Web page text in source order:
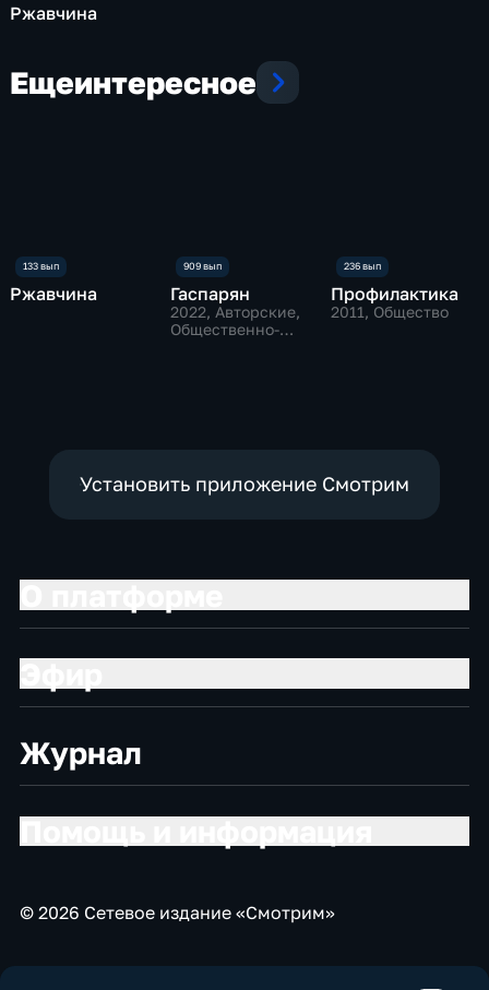
Ржавчина
Ещеинтересное
Ржавчина Гаспарян
2022, Авторские,
Общественно-
Профилактика
2011, Общество
Установить приложение Смотрим
Журнал
© 2026 Сетевое издание «Смотрим»